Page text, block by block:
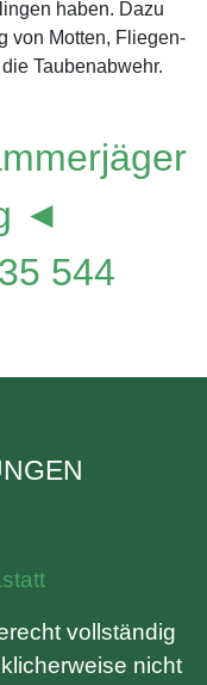
haben. Dazu
von Motten, Fliegen-
Taubenabwehr.
◄
544
vollständig
nicht